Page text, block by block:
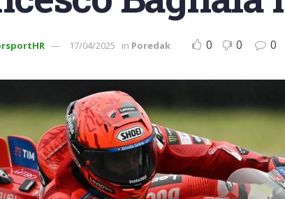
17/04/2025 in Poredak 0 0 0